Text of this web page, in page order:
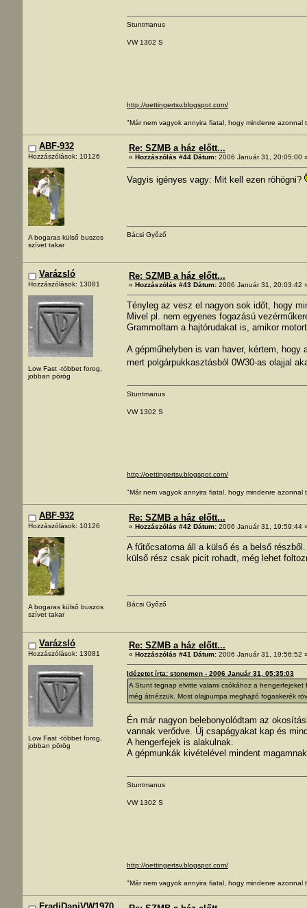
Stuntmanus
VW 1302 S
http://oettingertsv.blogspot.com/
"Már nem vagyok annyira fiatal, hogy mindenre azonnal
ABF-932
Hozzászólások: 10126
A bogaras külső buszos
szívet takar
Re: SZMB a ház előtt...
« Hozzászólás #44 Dátum: 2006 Január 31, 20:05:00
Vagyis igényes vagy: Mit kell ezen röhögni?
Bácsi Győző
Varázsló
Hozzászólások: 13081
Low Fast -többet forog,
jobban pörög
Re: SZMB a ház előtt...
« Hozzászólás #43 Dátum: 2006 Január 31, 20:03:42
Tényleg az vesz el nagyon sok időt, hogy
Mivel pl. nem egyenes fogazású
Grammoltam a hajtórudakat is, amikor
A gépműhelyben is van haver, kértem,
mert polgárpukkasztásból 0W30-as olajjal
Stuntmanus
VW 1302 S
http://oettingertsv.blogspot.com/
"Már nem vagyok annyira fiatal, hogy mindenre azonnal
ABF-932
Hozzászólások: 10126
A bogaras külső buszos
szívet takar
Re: SZMB a ház előtt...
« Hozzászólás #42 Dátum: 2006 Január 31, 19:59:44
A fűtőcsatorna áll a külső és a belső
külső rész csak picit rohadt, még lehet
Bácsi Győző
Varázsló
Hozzászólások: 13081
Low Fast -többet forog,
jobban pörög
Re: SZMB a ház előtt...
« Hozzászólás #41 Dátum: 2006 Január 31, 19:56:52
Idézetet írta: stonemen - 2006 Január 31, 05:35:03
A Stunt tegnap elvitte valami csókához a
még átnézzük. Most olajpumpa meghajtó fogaskerék
Én már nagyon belebonyolódtam az
vannak verődve. Új csapágyakat kap és
A hengerfejek is alakulnak.
A gépmunkák kivételével mindent
Stuntmanus
VW 1302 S
http://oettingertsv.blogspot.com/
"Már nem vagyok annyira fiatal, hogy mindenre azonnal